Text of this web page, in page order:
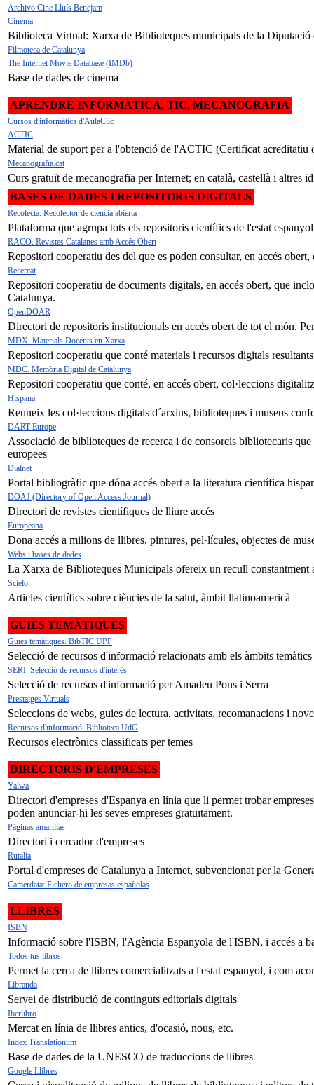
Archivo Cine Lluís Benejam
Cinema
Biblioteca Virtual: Xarxa de Biblioteques municipals de la Diputació
Filmoteca de Catalunya
The Internet Movie Database (IMDb)
Base de dades de cinema
APRENDRE INFORMÀTICA, TIC, MECANOGRAFIA
Cursos d'informàtica d'AulaClic
ACTIC
Material de suport per a l'obtenció de l'ACTIC (Certificat
Mecanografia.cat
Curs gratuït de mecanografia per Internet; en català, castellà i altres
BASES DE DADES I REPOSITORIS DIGITALS
Recolecta. Recolector de ciencia abierta
Plataforma que agrupa tots els repositoris científics de l'estat espanyol
RACO. Revistes Catalanes amb Accés Obert
Repositori cooperatiu des del que es poden consultar, en accés
Recercat
Repositori cooperatiu de documents digitals, en accés obert, que
Catalunya.
OpenDOAR
Directori de repositoris institucionals en accés obert de tot el món.
MDX. Materials Docents en Xarxa
Repositori cooperatiu que conté materials i recursos digitals
MDC. Memòria Digital de Catalunya
Repositori cooperatiu que conté, en accés obert, col·leccions
Hispana
Reuneix les col·leccions digitals d´arxius, biblioteques i museus
DART-Europe
Associació de biblioteques de recerca i de consorcis bibliotecaris
europees
Dialnet
Portal bibliogràfic que dóna accés obert a la literatura científica
DOAJ (Directory of Open Access Journal)
Directori de revistes científiques de lliure accés
Europeana
Dona accés a milions de llibres, pintures, pel·lícules, objectes de
Webs i bases de dades
La Xarxa de Biblioteques Municipals ofereix un recull constantment
Scielo
Articles científics sobre ciències de la salut, àmbit llatinoamericà
GUIES TEMÀTIQUES
Guies temàtiques. BibTIC UPF
Selecció de recursos d'informació relacionats amb els àmbits
SERI: Selecció de recursos d'interès
Selecció de recursos d'informació per Amadeu Pons i Serra
Prestatges Virtuals
Seleccions de webs, guies de lectura, activitats, recomanacions i
Recursos d'informació. Biblioteca UdG
Recursos electrònics classificats per temes
DIRECTORIS D'EMPRESES
Yalwa
Directori d'empreses d'Espanya en línia que li permet trobar
poden anunciar-hi les seves empreses gratuïtament.
Páginas amarillas
Directori i cercador d'empreses
Rutalia
Portal d'empreses de Catalunya a Internet, subvencionat per la
Camerdata: Fichero de empresas españolas
LLIBRES
ISBN
Informació sobre l'ISBN, l'Agència Espanyola de l'ISBN, i accés a
Todos tus libros
Permet la cerca de llibres comercialitzats a l'estat espanyol, i com
Libranda
Servei de distribució de continguts editorials digitals
Iberlibro
Mercat en línia de llibres antics, d'ocasió, nous, etc.
Index Translationum
Base de dades de la UNESCO de traduccions de llibres
Google Llibres